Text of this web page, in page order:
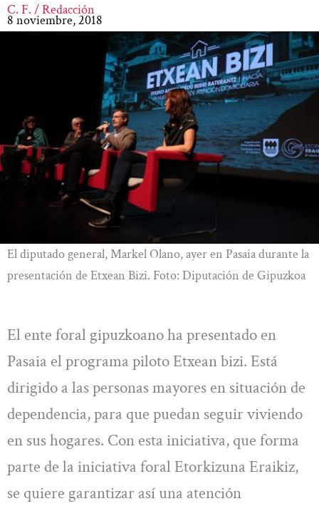
C. F. / Redacción
8 noviembre, 2018
El diputado general, Markel Olano, ayer en Pasaia durante la
presentación de Etxean Bizi. Foto: Diputación de Gipuzkoa
El ente foral gipuzkoano ha presentado en
Pasaia el programa piloto Etxean bizi. Está
dirigido a las personas mayores en situación de
dependencia, para que puedan seguir viviendo
en sus hogares. Con esta iniciativa, que forma
parte de la iniciativa foral Etorkizuna Eraikiz,
se quiere garantizar así una atención